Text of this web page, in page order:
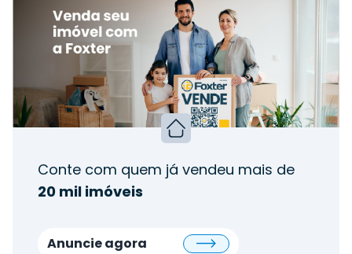
Conte com quem já vendeu mais de
20 mil imóveis
Anuncie agora